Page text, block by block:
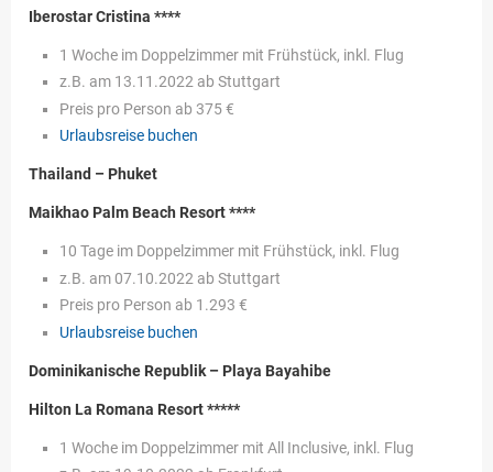
Iberostar Cristina ****
1 Woche im Doppelzimmer mit Frühstück, inkl. Flug
z.B. am 13.11.2022 ab Stuttgart
Preis pro Person ab 375 €
Urlaubsreise buchen
Thailand – Phuket
Maikhao Palm Beach Resort ****
10 Tage im Doppelzimmer mit Frühstück, inkl. Flug
z.B. am 07.10.2022 ab Stuttgart
Preis pro Person ab 1.293 €
Urlaubsreise buchen
Dominikanische Republik – Playa Bayahibe
Hilton La Romana Resort *****
1 Woche im Doppelzimmer mit All Inclusive, inkl. Flug